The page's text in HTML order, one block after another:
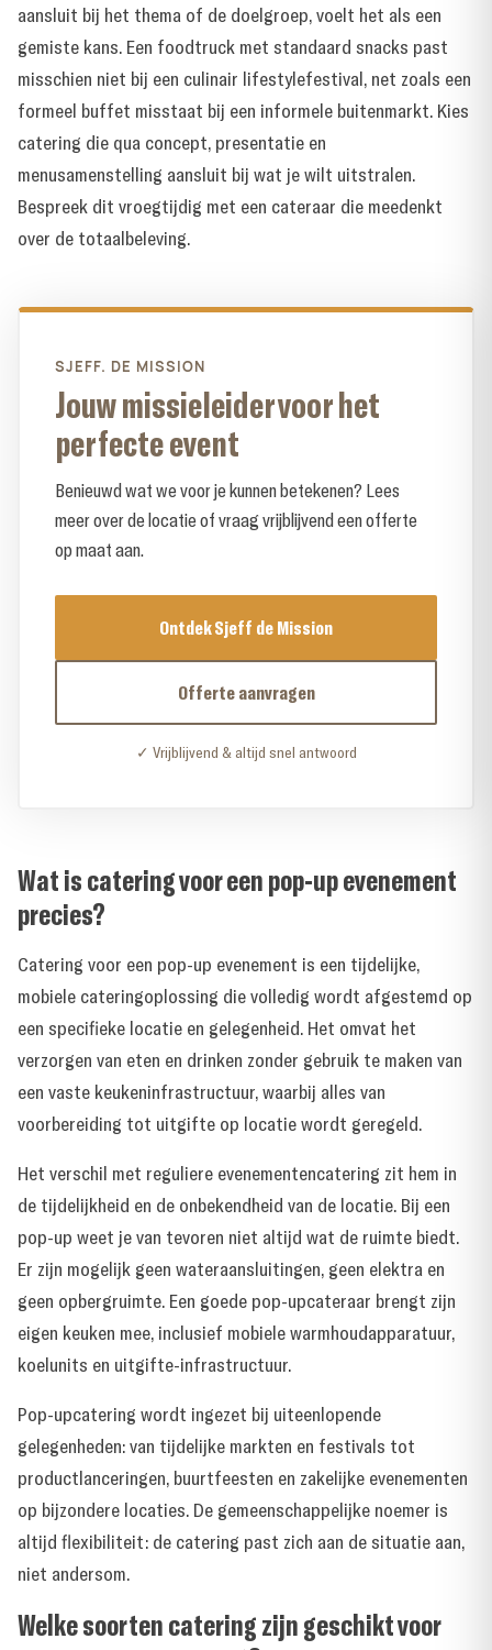
aansluit bij het thema of de doelgroep, voelt het als een
gemiste kans. Een foodtruck met standaard snacks past
misschien niet bij een culinair lifestylefestival, net zoals een
formeel buffet misstaat bij een informele buitenmarkt. Kies
catering die qua concept, presentatie en
menusamenstelling aansluit bij wat je wilt uitstralen.
Bespreek dit vroegtijdig met een cateraar die meedenkt
over de totaalbeleving.
SJEFF. DE MISSION
Jouw missieleider voor het
perfecte event
Benieuwd wat we voor je kunnen betekenen? Lees
meer over de locatie of vraag vrijblijvend een offerte
op maat aan.
Ontdek Sjeff de Mission
Offerte aanvragen
✓ Vrijblijvend & altijd snel antwoord
Wat is catering voor een pop-up evenement
precies?
Catering voor een pop-up evenement is een tijdelijke,
mobiele cateringoplossing die volledig wordt afgestemd op
een specifieke locatie en gelegenheid. Het omvat het
verzorgen van eten en drinken zonder gebruik te maken van
een vaste keukeninfrastructuur, waarbij alles van
voorbereiding tot uitgifte op locatie wordt geregeld.
Het verschil met reguliere evenementencatering zit hem in
de tijdelijkheid en de onbekendheid van de locatie. Bij een
pop-up weet je van tevoren niet altijd wat de ruimte biedt.
Er zijn mogelijk geen wateraansluitingen, geen elektra en
geen opbergruimte. Een goede pop-upcateraar brengt zijn
eigen keuken mee, inclusief mobiele warmhoudapparatuur,
koelunits en uitgifte-infrastructuur.
Pop-upcatering wordt ingezet bij uiteenlopende
gelegenheden: van tijdelijke markten en festivals tot
productlanceringen, buurtfeesten en zakelijke evenementen
op bijzondere locaties. De gemeenschappelijke noemer is
altijd flexibiliteit: de catering past zich aan de situatie aan,
niet andersom.
Welke soorten catering zijn geschikt voor